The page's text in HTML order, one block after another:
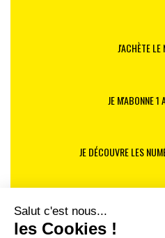
J'ACHÈTE LE
JE M'ABONNE
JE DÉCOUVRE LES